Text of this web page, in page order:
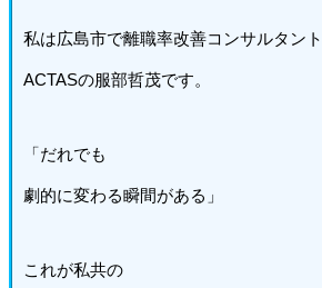
私は広島市で離職率改善コンサルタン
ACTASの服部哲茂です。
「だれでも
劇的に変わる瞬間がある」
これが私共の